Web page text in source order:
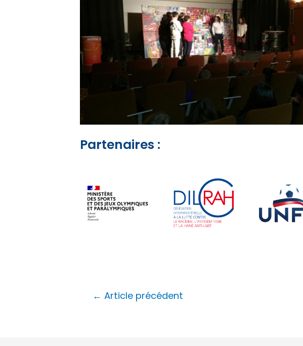
Partenaires :
← Article précédent